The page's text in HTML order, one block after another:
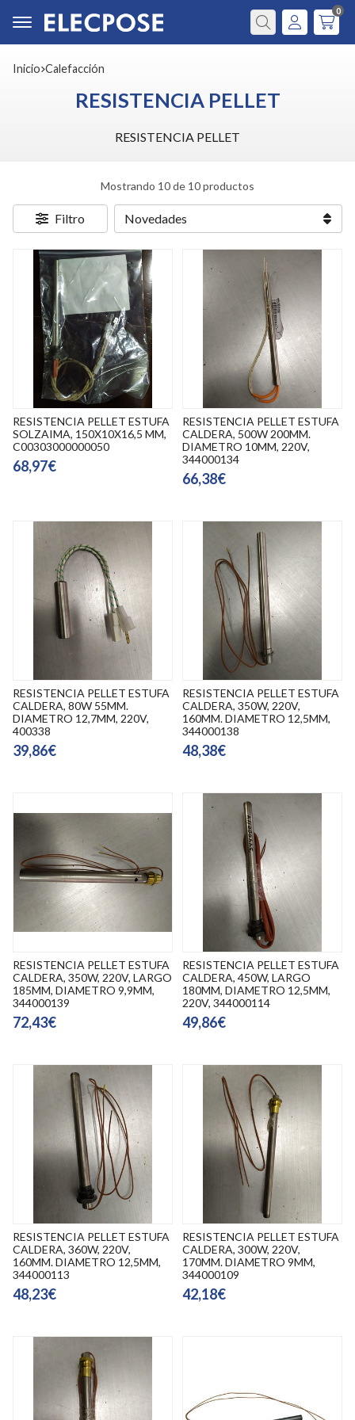
Buscar
0
Inicio calefacción
RESISTENCIA PELLET
RESISTENCIA PELLET
Mostrando 10 de 10 productos
Filtro
RESISTENCIA PELLET ESTUFA
SOLZAIMA, 150X10X16,5 MM,
C00303000000050
68,97€
RESISTENCIA PELLET ESTUFA
CALDERA, 500W 200MM.
DIAMETRO 10MM, 220V,
344000134
66,38€
RESISTENCIA PELLET ESTUFA
CALDERA, 80W 55MM.
DIAMETRO 12,7MM, 220V,
400338
39,86€
RESISTENCIA PELLET ESTUFA
CALDERA, 350W, 220V,
160MM. DIAMETRO 12,5MM,
344000138
48,38€
RESISTENCIA PELLET ESTUFA
CALDERA, 350W, 220V, LARGO
185MM, DIAMETRO 9,9MM,
344000139
72,43€
RESISTENCIA PELLET ESTUFA
CALDERA, 450W, LARGO
180MM, DIAMETRO 12,5MM,
220V, 344000114
49,86€
RESISTENCIA PELLET ESTUFA
CALDERA, 360W, 220V,
160MM. DIAMETRO 12,5MM,
344000113
48,23€
RESISTENCIA PELLET ESTUFA
CALDERA, 300W, 220V,
170MM. DIAMETRO 9MM,
344000109
42,18€